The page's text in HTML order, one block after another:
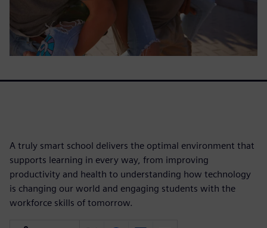
A truly smart school delivers the optimal environment that
supports learning in every way, from improving
productivity and health to understanding how technology
is changing our world and engaging students with the
workforce skills of tomorrow.